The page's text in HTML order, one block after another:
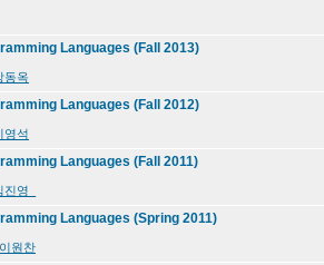
Languages (Fall 2013)
동옥
Languages (Fall 2012)
영석
Languages (Fall 2011)
진영_
Languages (Spring 2011)
이원찬